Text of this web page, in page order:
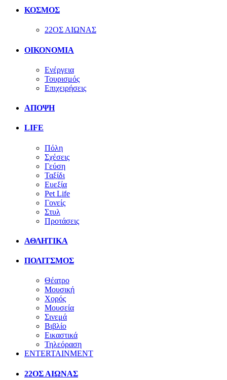
ΚΟΣΜΟΣ
22ΟΣ ΑΙΩΝΑΣ
ΟΙΚΟΝΟΜΙΑ
Ενέργεια
Τουρισμός
Επιχειρήσεις
ΑΠΟΨΗ
LIFE
Πόλη
Σχέσεις
Γεύση
Ταξίδι
Ευεξία
Pet Life
Γονείς
Στυλ
Προτάσεις
ΑΘΛΗΤΙΚΑ
ΠΟΛΙΤΣΜΟΣ
Θέατρο
Μουσική
Χορός
Μουσεία
Σινεμά
Βιβλίο
Εικαστικά
Τηλεόραση
ENTERTAINMENT
22ΟΣ ΑΙΩΝΑΣ